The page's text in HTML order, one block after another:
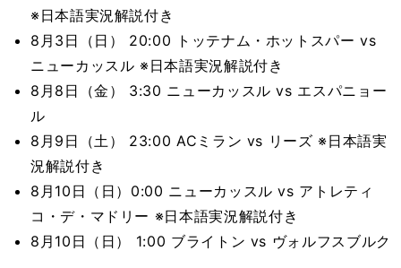
※日本語実況解説付き
8月3日（日） 20:00 トッテナム・ホットスパー vs
ニューカッスル ※日本語実況解説付き
8月8日（金） 3:30 ニューカッスル vs エスパニョー
ル
8月9日（土） 23:00 ACミラン vs リーズ ※日本語実
況解説付き
8月10日（日）0:00 ニューカッスル vs アトレティ
コ・デ・マドリー ※日本語実況解説付き
8月10日（日） 1:00 ブライトン vs ヴォルフスブルク